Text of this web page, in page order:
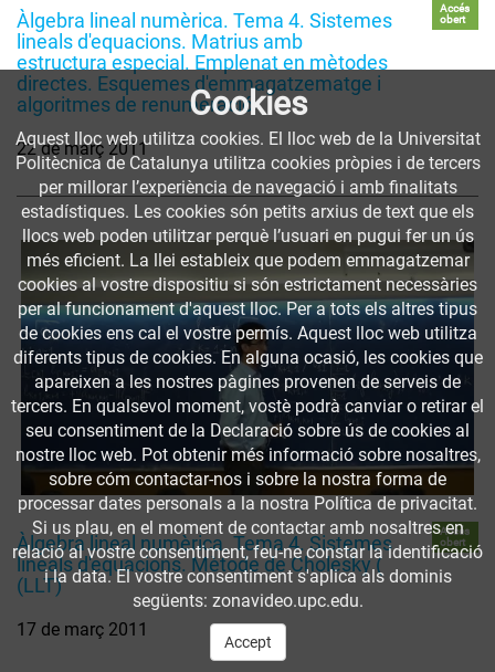
Àlgebra lineal numèrica. Tema 4. Sistemes
lineals d'equacions. Matrius amb
estructura especial. Emplenat en mètodes
directes. Esquemes d'emmagatzematge i
algoritmes de renumeració
Accés
obert
22 de març 2011
Àlgebra lineal numèrica. Tema 4. Sistemes
lineals d'equacions. Mètode de Cholesky (
(LLT)
Accés
obert
17 de març 2011
Cookies
Aquest lloc web utilitza cookies. El lloc web de la Universitat
Politècnica de Catalunya utilitza cookies pròpies i de tercers
per millorar l’experiència de navegació i amb finalitats
estadístiques. Les cookies són petits arxius de text que els
llocs web poden utilitzar perquè l’usuari en pugui fer un ús
més eficient. La llei estableix que podem emmagatzemar
cookies al vostre dispositiu si són estrictament necessàries
per al funcionament d'aquest lloc. Per a tots els altres tipus
de cookies ens cal el vostre permís. Aquest lloc web utilitza
diferents tipus de cookies. En alguna ocasió, les cookies que
apareixen a les nostres pàgines provenen de serveis de
tercers. En qualsevol moment, vostè podrà canviar o retirar el
seu consentiment de la Declaració sobre ús de cookies al
nostre lloc web. Pot obtenir més informació sobre nosaltres,
sobre cóm contactar-nos i sobre la nostra forma de
processar dates personals a la nostra Política de privacitat.
Si us plau, en el moment de contactar amb nosaltres en
relació al vostre consentiment, feu-ne constar la identificació
i la data. El vostre consentiment s'aplica als dominis
següents: zonavideo.upc.edu.
Accept